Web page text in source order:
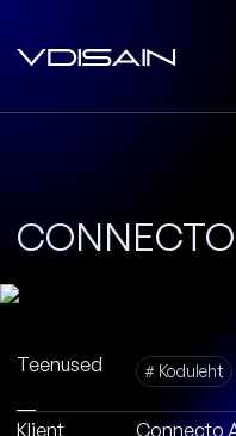
Teenused # Koduleht
Klient Connecto